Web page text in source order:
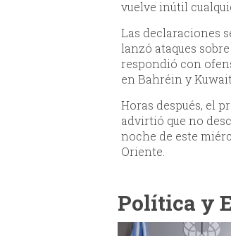
vuelve inútil
Las declaraciones
lanzó ataques
respondió con
en Bahréin y Kuwait.
Horas después, el
advirtió que no
noche de este
Oriente.
Política y